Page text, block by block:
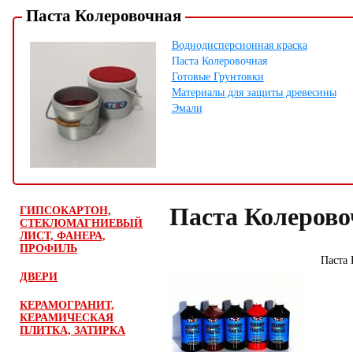
Паста Колеровочная
Воднодисперсионная краска
Паста Колеровочная
Готовые Грунтовки
Материалы для защиты древесины
Эмали
ГИПСОКАРТОН,
СТЕКЛОМАГНИЕВЫЙ
ЛИСТ, ФАНЕРА,
ПРОФИЛЬ
ДВЕРИ
КЕРАМОГРАНИТ,
КЕРАМИЧЕСКАЯ
ПЛИТКА, ЗАТИРКА
Паста
Паста